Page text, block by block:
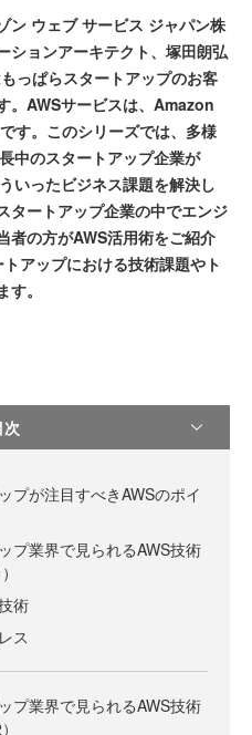
ン ウェブ サービス ジャパン株
ションアーキテクト、塚田朗弘
っぱらスタートアップのお客
。AWSサービスは、Amazon
す。このシリーズでは、多様
中のスタートアップ企業が
いったビジネス課題を解決し
タートアップ企業の中でエンジ
者の方がAWS活用術をご紹介
アップにおける技術課題やト
。
次
プが注目すべきAWSのポイ
プ業界で見られるAWS技術
術
ス
プ業界で見られるAWS技術